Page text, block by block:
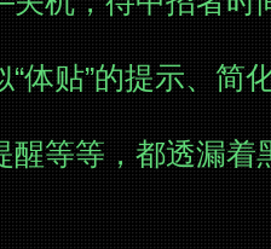
体贴”的提示、简
醒等等，都透漏着